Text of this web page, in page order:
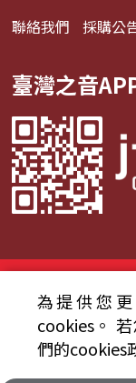
聯絡我們 採購公
臺灣之音
© 2024財
資通安全政
為提供您
cookies。
們的cookies